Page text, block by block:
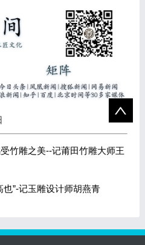
竹雕之美--记莆田竹雕大师王
也”-记玉雕设计师胡燕青